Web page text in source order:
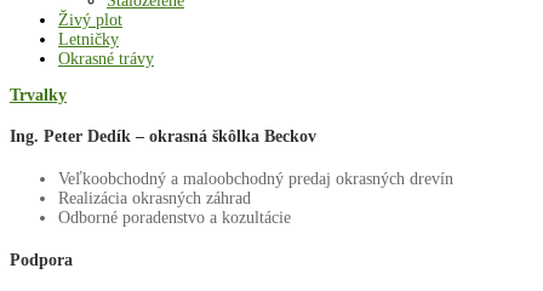
Živý plot
Letničky
Okrasné trávy
Trvalky
Ing. Peter Dedík – okrasná škôlka Beckov
Veľkoobchodný a maloobchodný predaj okrasných drevín
Realizácia okrasných záhrad
Odborné poradenstvo a kozultácie
Podpora